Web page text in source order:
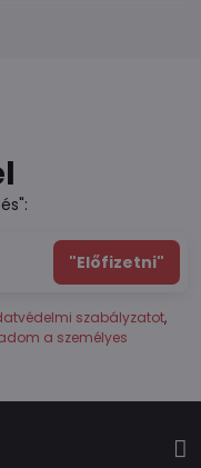
"Előfizetni"
szabályzatot,
a személyes